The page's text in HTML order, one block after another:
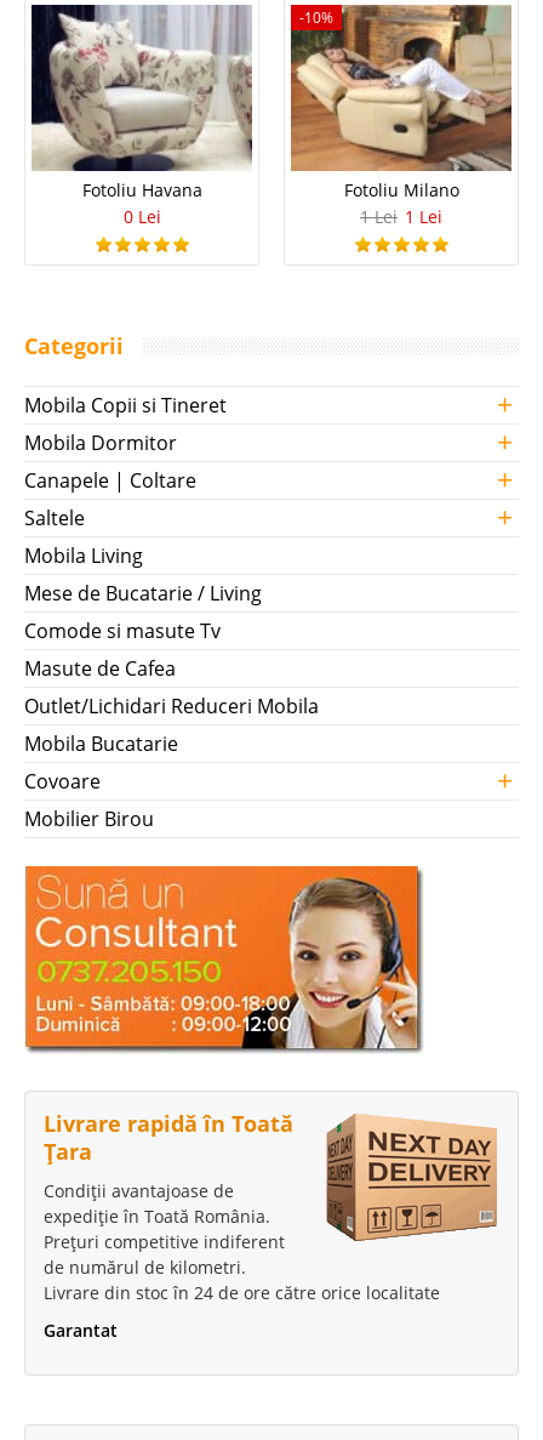
Fotoliu Havana
0 Lei
-10%
Fotoliu Milano
1 Lei 1 Lei
Categorii
Mobila Copii si Tineret +
Mobila Dormitor +
Canapele | Coltare +
Saltele +
Mobila Living
Mese de Bucatarie / Living
Comode si masute Tv
Masute de Cafea
Outlet/Lichidari Reduceri Mobila
Mobila Bucatarie
Covoare
+
Mobilier Birou
Livrare rapidă în Toată
Țara
Condiții avantajoase de
expediție în Toată România.
Prețuri competitive indiferent
de numărul de kilometri.
Livrare din stoc în 24 de ore către orice localitate
Garantat